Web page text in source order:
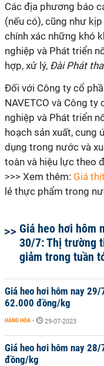
Các địa phương báo
(nếu có), cũng như
chính xác những khó
nghiệp và Phát triển
hợp, xử lý, Đài Phát
Đối với Công ty cổ
NAVETCO và Công ty
nghiệp và Phát triển
hoạch sản xuất, cung
dụng trong nước và
toàn và hiệu lực theo
>>> Xem thêm: Giá
lẻ thực phẩm trong
Giá heo hơi hôm
30/7: Thị trường
giảm trong tuần
Giá heo hơi hôm nay
62.000 đồng/kg
HÀNG HÓA - 29-07-2023
Giá heo hơi hôm nay
đồng/kg